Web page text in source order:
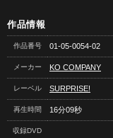
作品情報
作品番号 01-05-0054-02
メーカー KO COMPANY
レーベル SURPRISE!
再生時間 16分09秒
収録DVD